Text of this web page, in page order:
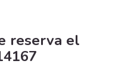
reserva el